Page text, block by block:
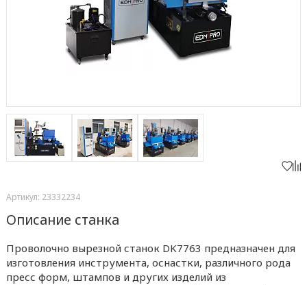
Артикул: 23332234
Описание станка
Проволочно вырезной станок DK7763 предназначен для
изготовления инструмента, оснастки, различного рода
пресс форм, штампов и других изделий из